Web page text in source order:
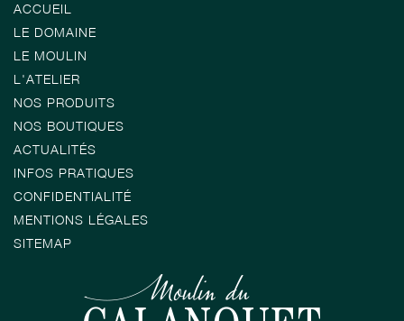
ACCUEIL
LE DOMAINE
LE MOULIN
L'ATELIER
NOS PRODUITS
NOS BOUTIQUES
ACTUALITÉS
INFOS PRATIQUES
CONFIDENTIALITÉ
MENTIONS LÉGALES
SITEMAP